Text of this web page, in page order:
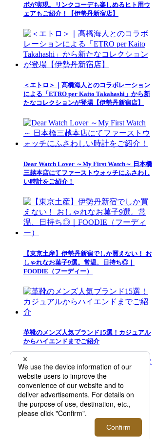
ボが実現。リンクコーデも楽しめるヒト用ウ
ェアもご紹介！【伊勢丹新宿店】
＜エトロ＞｜髙橋海人とのコラボレーション
による「ETRO per Kaito Takahashi」から新
たなコレクションが登場【伊勢丹新宿店】
Dear Watch Lover ～My First Watch～ 日本橋
三越本店にてファーストウォッチにふさわし
い時計をご紹介！
【東京土産】伊勢丹新宿でしか買えない！ お
しゃれなお菓子9選。常温、日持ち◎｜
FOODIE（フーディー）
革靴のメンズ人気ブランド15選！カジュアル
からハイエンドまでご紹介
＜999.9/フォーナインズ＞夏のスタイリング
を彩るサングラスの数々が集結！【伊勢丹新